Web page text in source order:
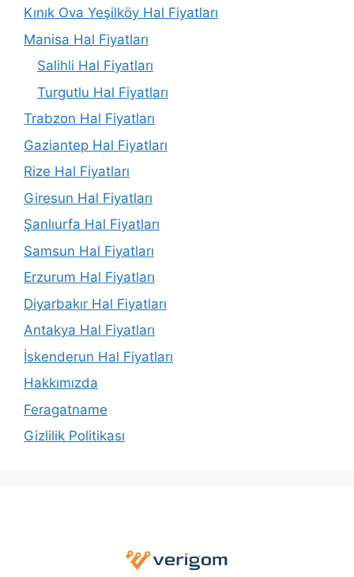
Kınık Ova Yeşilköy Hal Fiyatları
Manisa Hal Fiyatları
Salihli Hal Fiyatları
Turgutlu Hal Fiyatları
Trabzon Hal Fiyatları
Gaziantep Hal Fiyatları
Rize Hal Fiyatları
Giresun Hal Fiyatları
Şanlıurfa Hal Fiyatları
Samsun Hal Fiyatları
Erzurum Hal Fiyatları
Diyarbakır Hal Fiyatları
Antakya Hal Fiyatları
İskenderun Hal Fiyatları
Hakkımızda
Feragatname
Gizlilik Politikası